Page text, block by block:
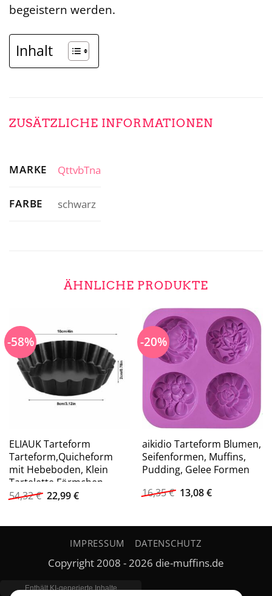
begeistern werden.
Inhalt
ZUSÄTZLICHE INFORMATIONEN
MARKE QttvbTna
FARBE schwarz
ÄHNLICHE PRODUKTE
-58%
ELIAUK Tarteform
Tarteform,Quicheform
mit Hebeboden, Klein
Tartelette Förmchen
Backform, (6-tlg), Rund
Obstkuchenform
54,32€ Ursprünglicher
Preis
54,32 €
22,99€Aktueller
22,99 €.
-20%
aikidio Tarteform Blumen,
Seifenformen, Muffins,
Pudding, Gelee Formen
16,35€ Ursprünglicher
Preis
13,08€Aktueller
IMPRESSUM DATENSCHUTZ
Copyright 2008 - 2026 die-muffins.de